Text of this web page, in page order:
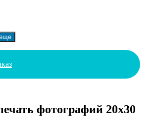
фотографий 20х30